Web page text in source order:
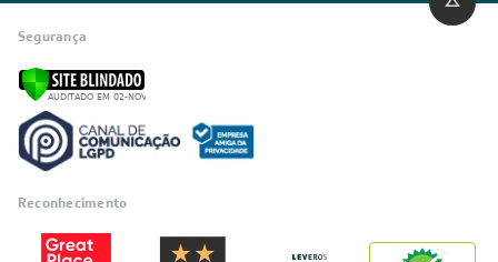
Segurança
Reconhecimento